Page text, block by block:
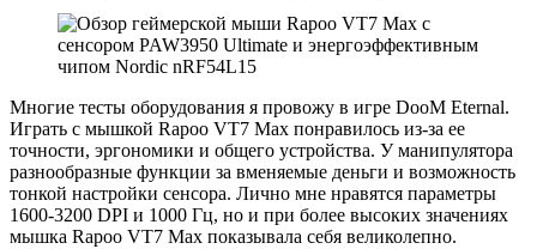
Многие тесты оборудования я провожу в игре DooM Eternal.
Играть с мышкой Rapoo VT7 Max понравилось из-за ее
точности, эргономики и общего устройства. У манипулятора
разнообразные функции за вменяемые деньги и возможность
тонкой настройки сенсора. Лично мне нравятся параметры
1600-3200 DPI и 1000 Гц, но и при более высоких значениях
мышка Rapoo VT7 Max показывала себя великолепно.